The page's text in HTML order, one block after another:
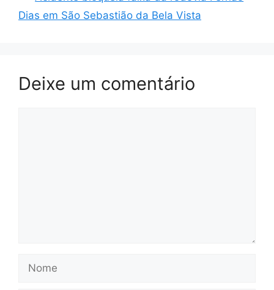
Dias em São Sebastião da Bela Vista
Deixe um comentário